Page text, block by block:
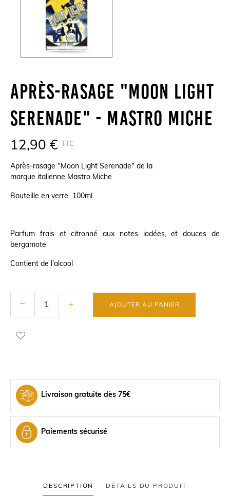
Après-Rasage "Moon Light
Serenade" - Mastro Miche
12,90 € TTC
Après-rasage "Moon Light Serenade" de la
marque italienne Mastro Miche
Bouteille en verre 100ml.
Parfum frais et citronné aux notes iodées, et douces de
bergamote
Contient de l'alcool
AJOUTER AU PANIER
Livraison gratuite dès 75€
Paiements sécurisé
DESCRIPTION DÉTAILS DU PRODUIT